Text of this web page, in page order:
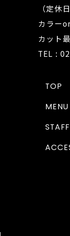
（定休
カラー
カット
TEL :
TOP
MENU
STAFF